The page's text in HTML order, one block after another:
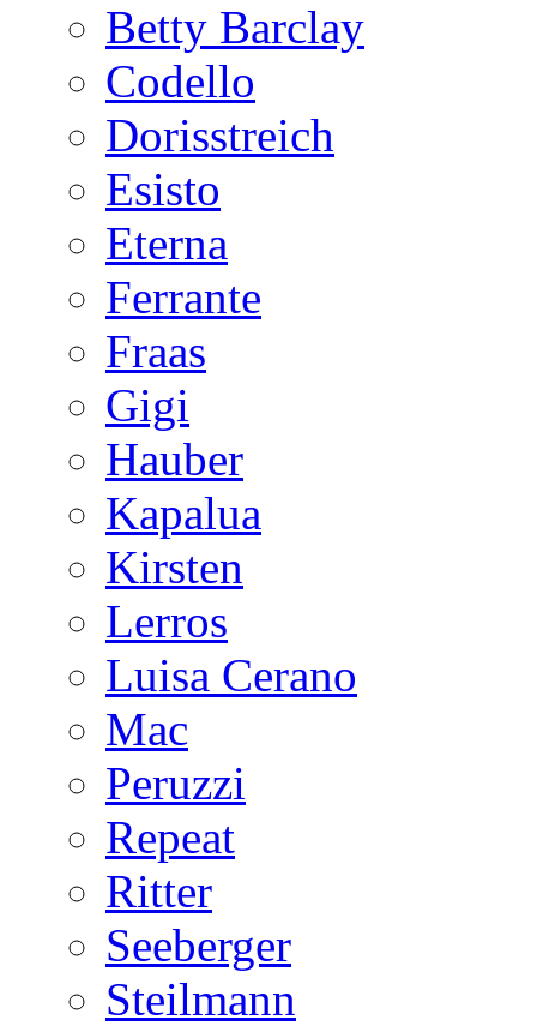
Betty Barclay
Codello
Dorisstreich
Esisto
Eterna
Ferrante
Fraas
Gigi
Hauber
Kapalua
Kirsten
Lerros
Luisa Cerano
Mac
Peruzzi
Repeat
Ritter
Seeberger
Steilmann